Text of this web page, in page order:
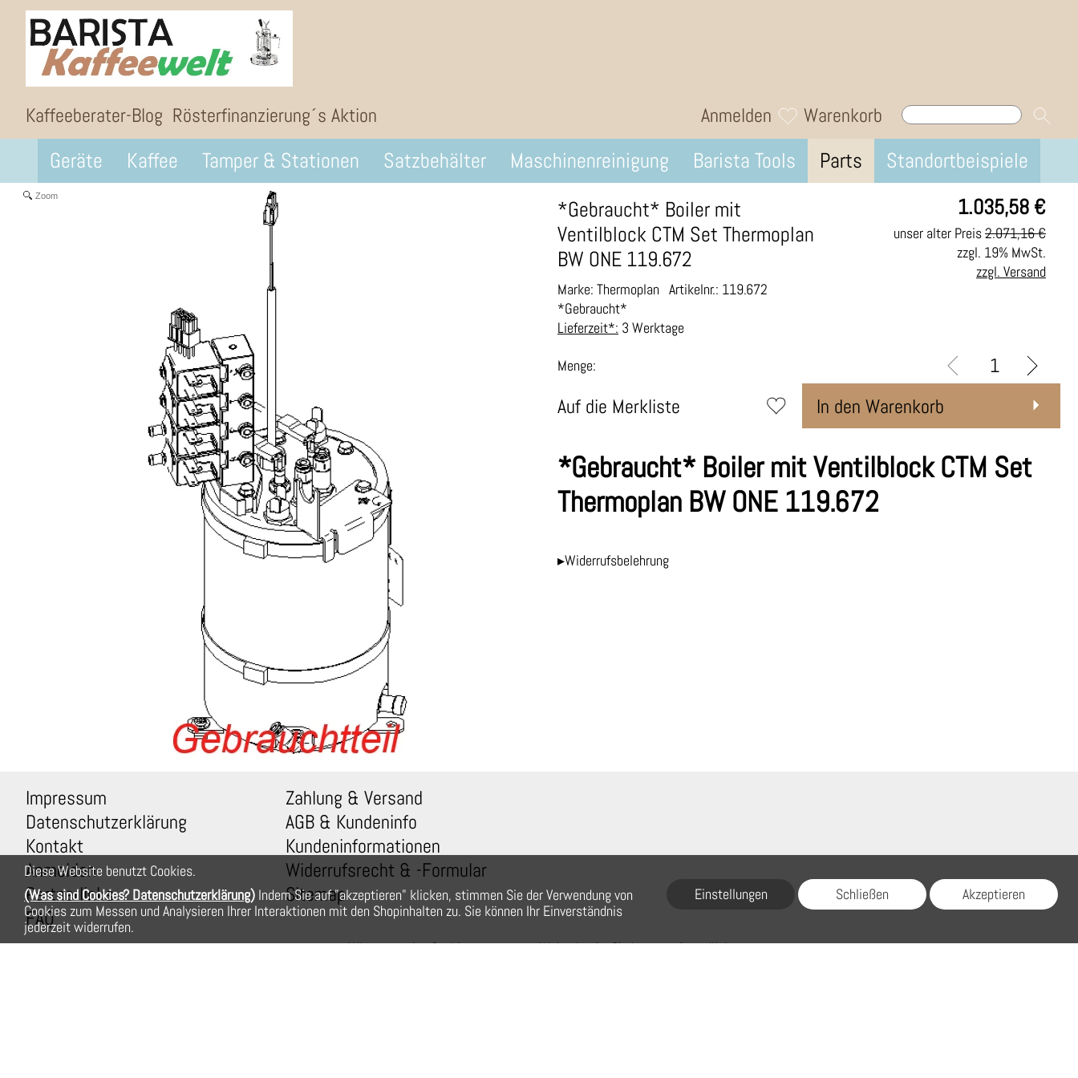
Diese Website benutzt Cookies.
(Was sind Cookies? Datenschutzerklärung) Indem Sie auf "akzeptieren" klicken, stimmen Sie der Verwendung von
Cookies zum Messen und Analysieren Ihrer Interaktionen mit den Shopinhalten zu. Sie können Ihr Einverständnis
jederzeit widerrufen.
Einstellungen Schließen Akzeptieren
Kaffeeberater-Blog Rösterfinanzierung´s Aktion Anmelden Warenkorb
Geräte Kaffee Tamper & Stationen Satzbehälter Maschinenreinigung Barista Tools Parts Standortbeispiele
Zoom 1.035,58 €
*Gebraucht* Boiler mit
Ventilblock CTM Set Thermoplan
BW ONE 119.672
Marke: Thermoplan Artikelnr.: 119.672
*Gebraucht*
Lieferzeit*: 3 Werktage
unser alter Preis2.071,16 €
zzgl. 19% MwSt.
zzgl. Versand
Menge:
Auf die Merkliste In den Warenkorb
*Gebraucht* Boiler mit Ventilblock CTM Set
Thermoplan BW ONE 119.672
▸Widerrufsbelehrung
Impressum
Datenschutzerklärung
Kontakt
Anmelden
Partnerlinks
FAQ
Zahlung & Versand
AGB & Kundeninfo
Kundeninformationen
Widerrufsrecht & -Formular
Sitemap
Wir verwenden Cookies, um unsere Webseite für Sie benutzerfreundlich